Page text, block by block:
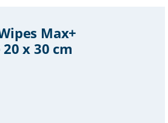
Max+
x 30 cm